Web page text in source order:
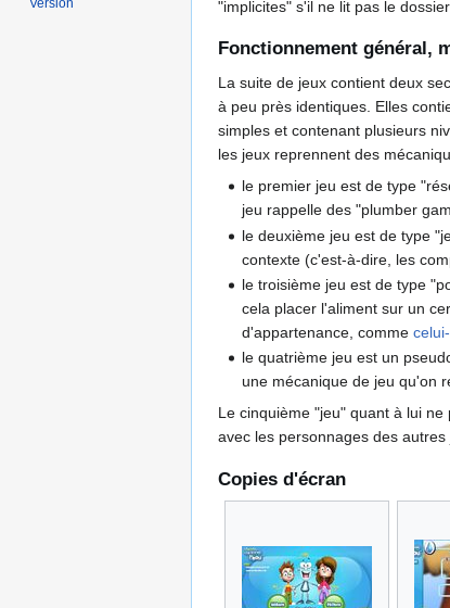
"implicites" s'il ne lit pas le
Fonctionnement général,
La suite de jeux contient deux
à peu près identiques. Elles
simples et contenant plusieurs
les jeux reprennent des
le premier jeu est de type
jeu rappelle des "plumber
le deuxième jeu est de type
contexte (c'est-à-dire, les
le troisième jeu est de type
cela placer l'aliment sur un
d'appartenance, comme
le quatrième jeu est un
une mécanique de jeu qu'on
Le cinquième "jeu" quant à lui
avec les personnages des
Copies d'écran